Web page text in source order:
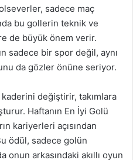
sadece maç
bu gollerin teknik ve
de büyük önem verir.
sadece bir spor değil, aynı
da gözler önüne seriyor.
değiştirir, takımlara
Haftanın En İyi Golü
kariyerleri açısından
ödül, sadece golün
onun arkasındaki akıllı oyun